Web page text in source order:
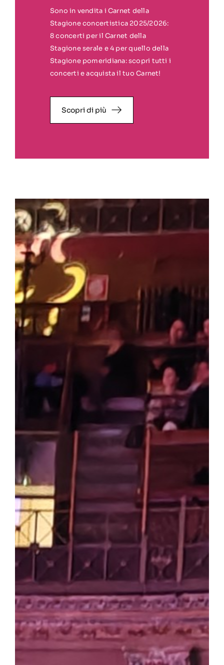
Sono in vendita i Carnet della
Stagione concertistica 2025/2026:
8 concerti per il Carnet della
Stagione serale e 4 per quello della
Stagione pomeridiana: scopri tutti i
concerti e acquista il tuo Carnet!
Scopri di più